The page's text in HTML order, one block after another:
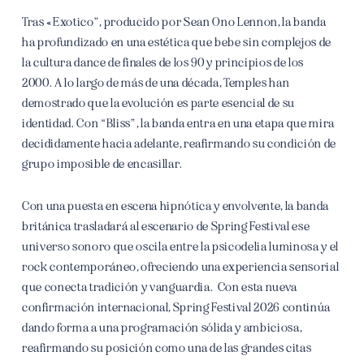
Tras «Exotico”, producido por Sean Ono Lennon, la banda
ha profundizado en una estética que bebe sin complejos de
la cultura dance de finales de los 90 y principios de los
2000. A lo largo de más de una década, Temples han
demostrado que la evolución es parte esencial de su
identidad. Con “Bliss”, la banda entra en una etapa que mira
decididamente hacia adelante, reafirmando su condición de
grupo imposible de encasillar.
Con una puesta en escena hipnótica y envolvente, la banda
británica trasladará al escenario de Spring Festival ese
universo sonoro que oscila entre la psicodelia luminosa y el
rock contemporáneo, ofreciendo una experiencia sensorial
que conecta tradición y vanguardia. Con esta nueva
confirmación internacional, Spring Festival 2026 continúa
dando forma a una programación sólida y ambiciosa,
reafirmando su posición como una de las grandes citas